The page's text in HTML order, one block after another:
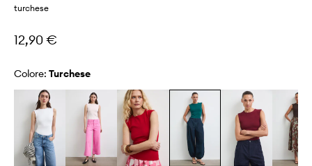
turchese
12,90 €
Colore: turchese